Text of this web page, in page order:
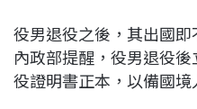
役男退役之後，其出國
內政部提醒，役男退役
役證明書正本，以備國